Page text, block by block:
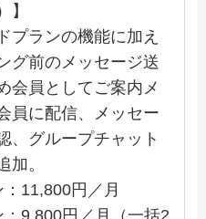
】
プランの機能に加え
グ前のメッセージ送
会員としてご案内メ
員に配信、メッセー
、グループチャット
加。
11,800円／月
9,800円／月（一括2